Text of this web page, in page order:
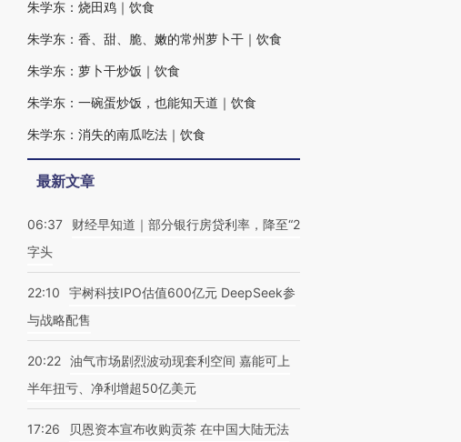
朱学东：烧田鸡｜饮食
朱学东：香、甜、脆、嫩的常州萝卜干｜饮食
朱学东：萝卜干炒饭｜饮食
朱学东：一碗蛋炒饭，也能知天道｜饮食
朱学东：消失的南瓜吃法｜饮食
最新文章
06:37
财经早知道｜部分银行房贷利率，降至“2
字头
22:10
宇树科技IPO估值600亿元 DeepSeek参
与战略配售
20:22 油气市场剧烈波动现套利空间 嘉能可上
半年扭亏、净利增超50亿美元
17:26
贝恩资本宣布收购贡茶 在中国大陆无法